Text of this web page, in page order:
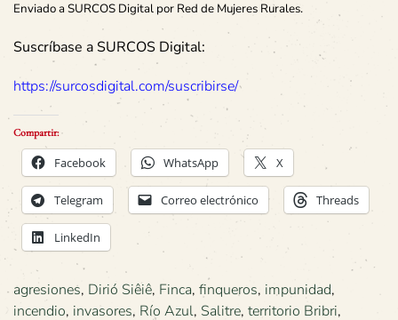
Enviado a SURCOS Digital por Red de Mujeres Rurales.
Suscríbase a SURCOS Digital:
https://surcosdigital.com/suscribirse/
Compartir:
Facebook WhatsApp X
Telegram Correo electrónico Threads
LinkedIn
agresiones, Dirió Siêiê, Finca, finqueros, impunidad,
incendio, invasores, Río Azul, Salitre, territorio Bribri,